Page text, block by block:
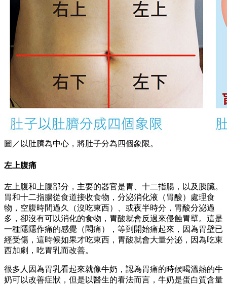
圖／以肚臍為中心，將肚子分為四個象限。
左上腹痛
左上腹和上腹部分，主要的器官是胃、十二指腸，以及胰臟。
胃和十二指腸從食道接收食物，分泌消化液（胃酸）處理食
物，空腹時間過久（沒吃東西）、或夜半時分，胃酸分泌過
多，卻沒有可以消化的食物，胃酸就會反過來侵蝕胃壁。這是
一種隱隱作痛的感覺（悶痛），等到開始痛起來，因為胃壁已
經受傷，這時候如果才吃東西，胃酸就會大量分泌，因為吃東
西加劇，吃胃乳而改善。
很多人因為胃乳看起來就像牛奶，認為胃痛的時候喝溫熱的牛
奶可以改善症狀，但是以醫生的看法而言，牛奶是蛋白質含量